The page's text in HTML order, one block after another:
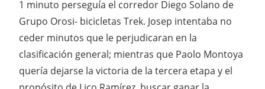
1 minuto perseguía el corredor Diego Solano de
Grupo Orosi- bicicletas Trek. Josep intentaba no
ceder minutos que le perjudicaran en la
clasificación general; mientras que Paolo Montoya
quería dejarse la victoria de la tercera etapa y el